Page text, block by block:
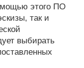
этого ПО
так и
выбирать